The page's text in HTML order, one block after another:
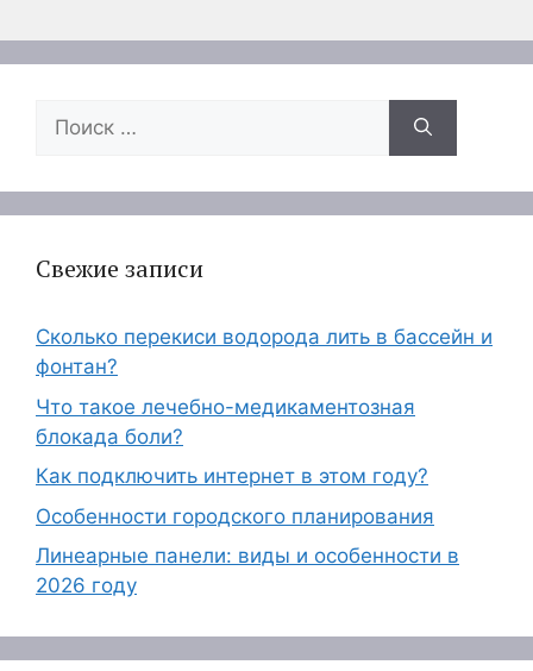
Поиск:
Свежие записи
Сколько перекиси водорода лить в бассейн и
фонтан?
Что такое лечебно-медикаментозная
блокада боли?
Как подключить интернет в этом году?
Особенности городского планирования
Линеарные панели: виды и особенности в
2026 году